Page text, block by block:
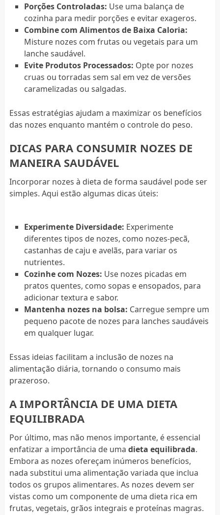
Porções Controladas: Use uma balança de
cozinha para medir porções e evitar exageros.
Combine com Alimentos de Baixa Caloria:
Misture nozes com frutas ou vegetais para um
lanche saudável.
Evite Produtos Processados: Opte por nozes
cruas ou torradas sem sal em vez de versões
caramelizadas ou salgadas.
Essas estratégias ajudam a maximizar os benefícios
das nozes enquanto mantém o controle do peso.
DICAS PARA CONSUMIR NOZES DE
MANEIRA SAUDÁVEL
Incorporar nozes à dieta de forma saudável pode ser
simples. Aqui estão algumas dicas úteis:
Experimente Diversidade: Experimente
diferentes tipos de nozes, como nozes-pecã,
castanhas de caju e avelãs, para variar os
nutrientes.
Cozinhe com Nozes: Use nozes picadas em
pratos quentes, como sopas e ensopados, para
adicionar textura e sabor.
Mantenha nozes na bolsa: Carregue sempre um
pequeno pacote de nozes para lanches saudáveis
em qualquer lugar.
Essas ideias facilitam a inclusão de nozes na
alimentação diária, tornando o consumo mais
prazeroso.
A IMPORTÂNCIA DE UMA DIETA
EQUILIBRADA
Por último, mas não menos importante, é essencial
enfatizar a importância de uma dieta equilibrada.
Embora as nozes ofereçam inúmeros benefícios,
nada substitui uma alimentação variada que inclua
todos os grupos alimentares. As nozes devem ser
vistas como um componente de uma dieta rica em
frutas, vegetais, grãos integrais e proteínas magras.